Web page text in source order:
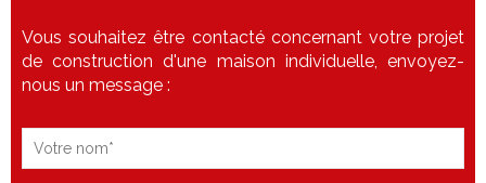
Vous souhaitez être contacté concernant votre projet
de construction d'une maison individuelle, envoyez-
nous un message :